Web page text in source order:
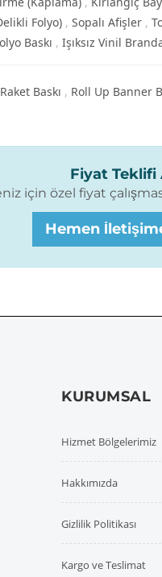
Folyo) Sopalı Afişler
Baskı Işıksız Vinil
Baskı Roll Up Banner
Fiyat Teklifi
için özel fiyat
Hemen
KURUMSAL
Hizmet Bölgelerimiz
Hakkımızda
Gizlilik Politikası
Kargo ve Teslimat